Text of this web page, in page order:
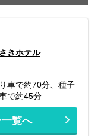
きホテル
車で約70分、種子
で約45分
覧へ